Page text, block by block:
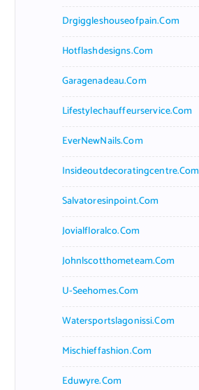
Drgiggleshouseofpain.com
Hotflashdesigns.com
Garagenadeau.com
Lifestylechauffeurservice.com
EverNewNails.com
Insideoutdecoratingcentre.com
Salvatoresinpoint.com
Jovialfloralco.com
Johnlscotthometeam.com
U-Seehomes.com
Watersportslagonissi.com
Mischieffashion.com
Eduwyre.com